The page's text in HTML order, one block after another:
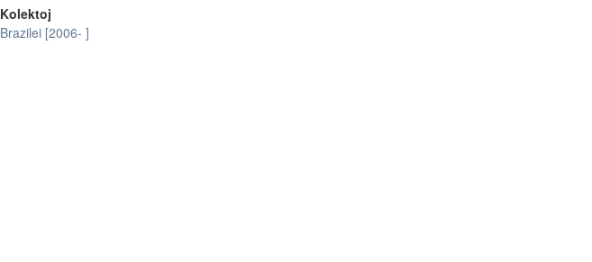
Kolektoj
Brazilei [2006- ]